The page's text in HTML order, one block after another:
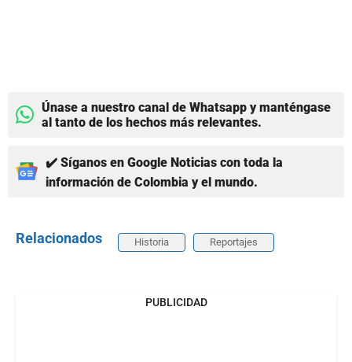
Únase a nuestro canal de Whatsapp y manténgase
al tanto de los hechos más relevantes.
✔️ Síganos en Google Noticias con toda la
información de Colombia y el mundo.
Relacionados Historia Reportajes
PUBLICIDAD